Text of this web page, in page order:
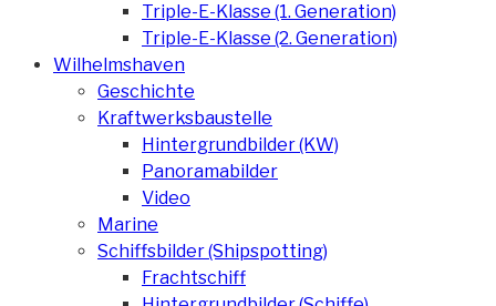
Triple-E-Klasse (1. Generation)
Triple-E-Klasse (2. Generation)
Wilhelmshaven
Geschichte
Kraftwerksbaustelle
Hintergrundbilder (KW)
Panoramabilder
Video
Marine
Schiffsbilder (Shipspotting)
Frachtschiff